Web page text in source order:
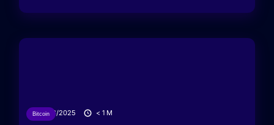
Bitcoin
18/06/2025 < 1 M